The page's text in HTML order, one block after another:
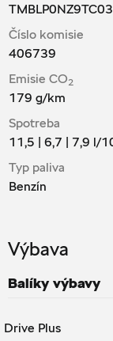
Číslo komisie
406739
Emisie CO2
179 g/km
Spotreba
11,5 | 6,7 | 7,9 l/
Typ paliva
Benzín
Výbava
Balíky výbavy
Drive Plus